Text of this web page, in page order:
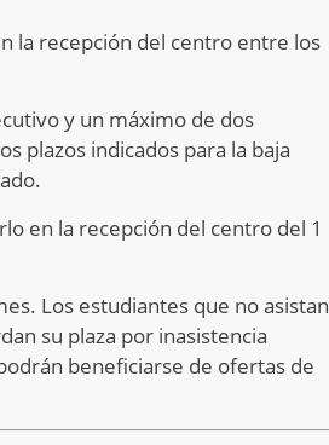
la recepción del centro entre los
y un máximo de dos
plazos indicados para la baja
en la recepción del centro del 1
Los estudiantes que no asistan
su plaza por inasistencia
beneficiarse de ofertas de